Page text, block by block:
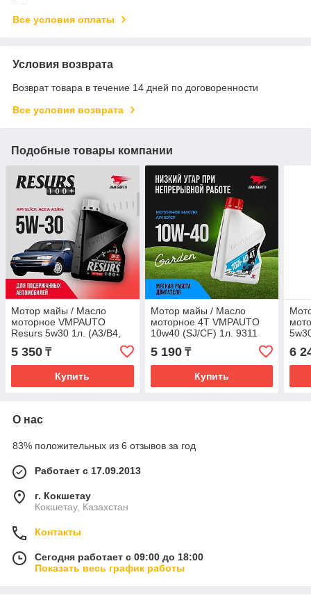
Все условия оплаты
Условия возврата
Возврат товара в течение 14 дней по договоренности
Все условия возврата
Подобные товары компании
Мотор майы / Масло
моторное VMPAUTO
Resurs 5w30 1л. (A3/B4,
SL/CF) 9285
5 350 ₸
Купить
Мотор майы / Масло
моторное 4Т VMPAUTO
10w40 (SJ/CF) 1л. 9311
5 190₸
Купить
6
О нас
83% положительных из 6 отзывов за год
Работает с 17.09.2013
г. Кокшетау
Кокшетау, Казахстан
Контакты
Сегодня работает с 09:00 до 18:00
Показать весь график работы